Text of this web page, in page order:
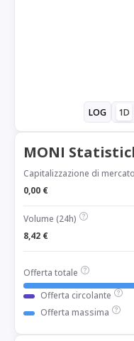
LOG 1D
MONI
Capitalizzazione di mercato
0,00 €
Volume (24h)
8,42 €
Offerta totale
Offerta circolante
Offerta massima